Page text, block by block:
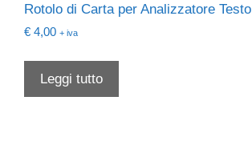
Rotolo di Carta per Analizzatore Testo
€ 4,00 + iva
Leggi tutto